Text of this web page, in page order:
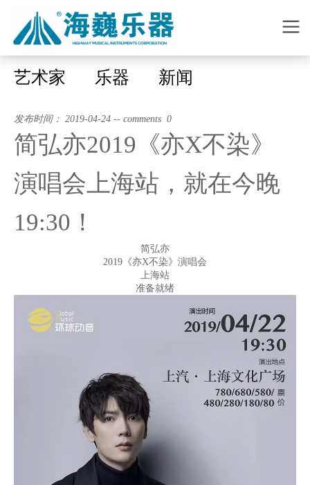
艺术家 乐器 新闻
发布时间： 2019-04-24 -- comments 0
简弘亦2019《亦X不染》
演唱会上海站，就在今晚
19:30！
简弘亦
2019《亦X不染》演唱会
上海站
准备就绪